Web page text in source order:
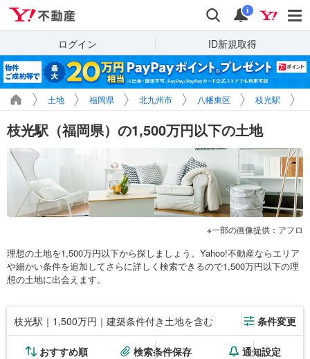
検索 通知
i
ログイン ID新規取得
土地 福岡県 北九州市 八幡東区 枝光駅
枝光駅（福岡県）の1,500万円以下の土地
一部の画像提供：アフロ
理想の土地を1,500万円以下から探しましょう。Yahoo!不動産ならエリア
や細かい条件を追加してさらに詳しく検索できるので1,500万円以下の理
想の土地に出会えます。
枝光駅｜1,500万円｜建築条件付き土地を含む 条件変更
おすすめ順 検索条件保存 通知設定